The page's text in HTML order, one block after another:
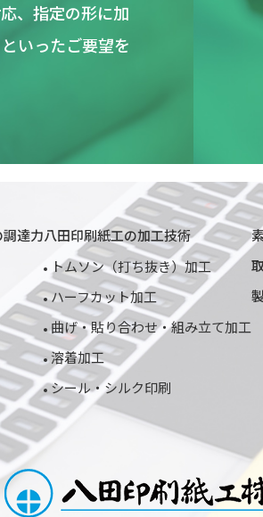
、指定の形に加
いったご要望を
達力八田印刷紙工の加工技術
トムソン（打ち抜き）加工
ハーフカット加工
曲げ・貼り合わせ・組み立て加工
溶着加工
シール・シルク印刷